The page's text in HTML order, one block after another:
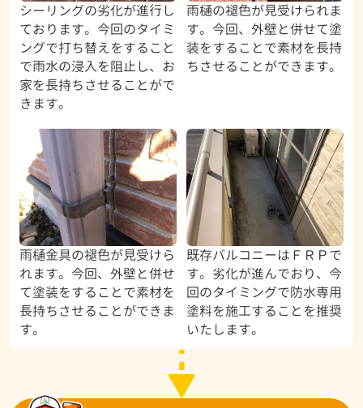
シーリングの劣化が進行し
ております。今回のタイミ
ングで打ち替えをすること
で雨水の浸入を阻止し、お
家を長持ちさせることがで
きます。
雨樋の褪色が見受けられま
す。今回、外壁と併せて塗
装をすることで素材を長持
ちさせることができます。
雨樋金具の褪色が見受けら
れます。今回、外壁と併せ
て塗装をすることで素材を
長持ちさせることができま
す。
既存バルコニーはＦＲＰで
す。劣化が進んでおり、今
回のタイミングで防水専用
塗料を施工することを推奨
いたします。